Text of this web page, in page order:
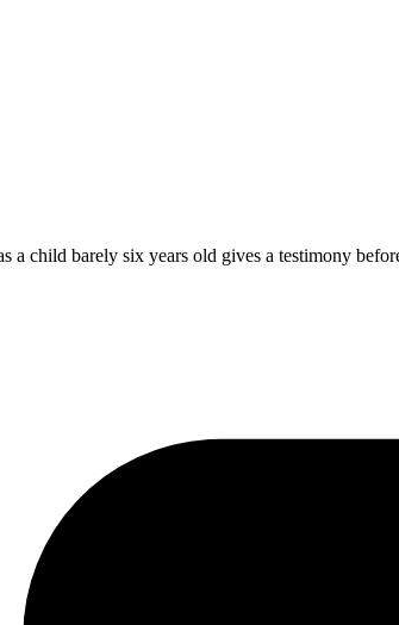
a child barely six years old gives a testimony